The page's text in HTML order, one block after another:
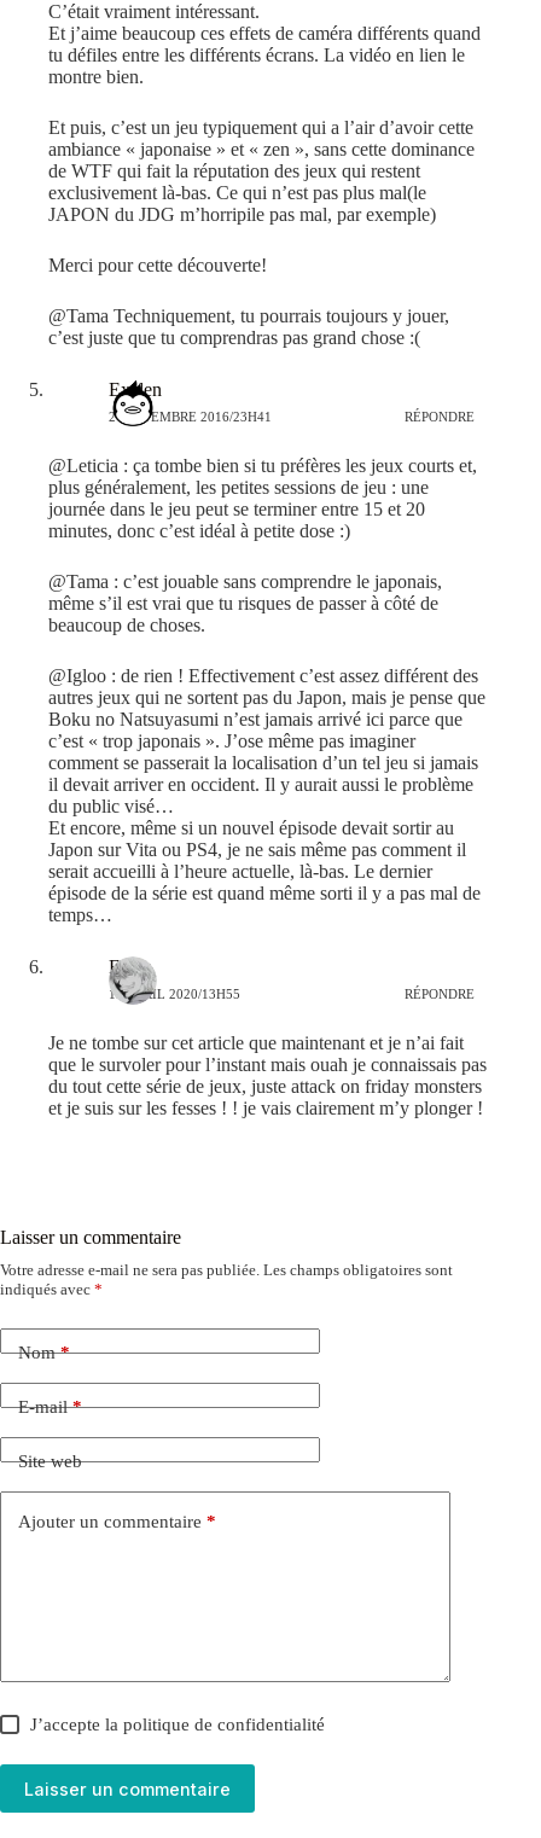
C’était vraiment intéressant.
Et j’aime beaucoup ces effets de caméra différents quand
tu défiles entre les différents écrans. La vidéo en lien le
montre bien.
Et puis, c’est un jeu typiquement qui a l’air d’avoir cette
ambiance « japonaise » et « zen », sans cette dominance
de WTF qui fait la réputation des jeux qui restent
exclusivement là-bas. Ce qui n’est pas plus mal(le
JAPON du JDG m’horripile pas mal, par exemple)
Merci pour cette découverte!
@Tama Techniquement, tu pourrais toujours y jouer,
c’est juste que tu comprendras pas grand chose :(
Exelen
2 SEPTEMBRE 2016/23H41 RÉPONDRE
@Leticia : ça tombe bien si tu préfères les jeux courts et,
plus généralement, les petites sessions de jeu : une
journée dans le jeu peut se terminer entre 15 et 20
minutes, donc c’est idéal à petite dose :)
@Tama : c’est jouable sans comprendre le japonais,
même s’il est vrai que tu risques de passer à côté de
beaucoup de choses.
@Igloo : de rien ! Effectivement c’est assez différent des
autres jeux qui ne sortent pas du Japon, mais je pense que
Boku no Natsuyasumi n’est jamais arrivé ici parce que
c’est « trop japonais ». J’ose même pas imaginer
comment se passerait la localisation d’un tel jeu si jamais
il devait arriver en occident. Il y aurait aussi le problème
du public visé…
Et encore, même si un nouvel épisode devait sortir au
Japon sur Vita ou PS4, je ne sais même pas comment il
serait accueilli à l’heure actuelle, là-bas. Le dernier
épisode de la série est quand même sorti il y a pas mal de
temps…
Floya
13 AVRIL 2020/13H55 RÉPONDRE
Je ne tombe sur cet article que maintenant et je n’ai fait
que le survoler pour l’instant mais ouah je connaissais pas
du tout cette série de jeux, juste attack on friday monsters
et je suis sur les fesses ! ! je vais clairement m’y plonger !
Laisser un commentaire
Votre adresse e-mail ne sera pas publiée. Les champs obligatoires sont
indiqués avec *
Nom*
E-mail*
Site web
Ajouter un commentaire *
J’accepte lapolitique de confidentialité
Laisser un commentaire